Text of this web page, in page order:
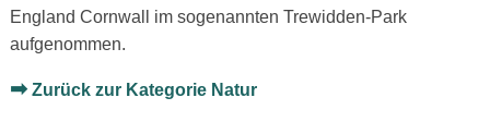
England Cornwall im sogenannten Trewidden-Park
aufgenommen.
➡Zurück zur Kategorie Natur